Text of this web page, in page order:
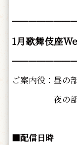
1月歌舞伎座
ご案内役：昼
夜の部
■配信日時